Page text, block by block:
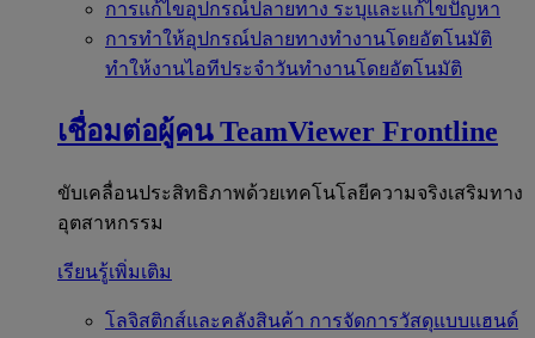
การแก้ไขอุปกรณ์ปลายทาง ระบุและแก้ไขปัญหา
การทำให้อุปกรณ์ปลายทางทำงานโดยอัตโนมัติ
ทำให้งานไอทีประจำวันทำงานโดยอัตโนมัติ
เชื่อมต่อผู้คน TeamViewer Frontline
ขับเคลื่อนประสิทธิภาพด้วยเทคโนโลยีความจริงเสริมทาง
อุตสาหกรรม
เรียนรู้เพิ่มเติม
โลจิสติกส์และคลังสินค้า การจัดการวัสดุแบบแฮนด์